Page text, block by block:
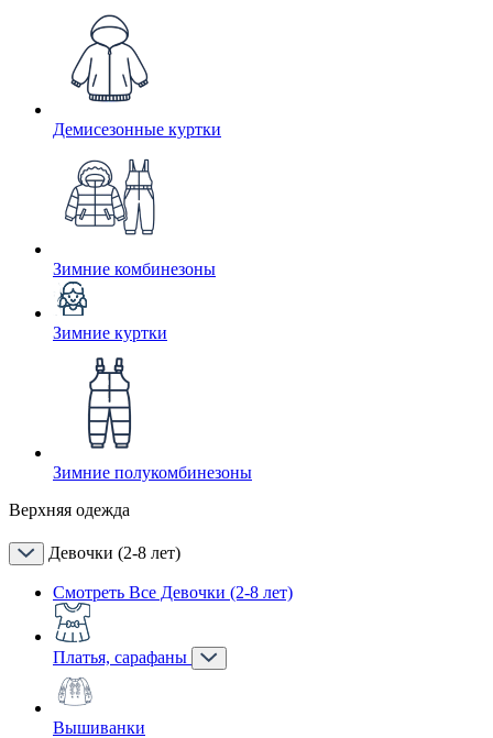
Демисезонные куртки
Зимние комбинезоны
Зимние куртки
Зимние полукомбинезоны
Верхняя одежда
Девочки (2-8 лет)
Смотреть Все Девочки (2-8 лет)
Платья, сарафаны
Вышиванки